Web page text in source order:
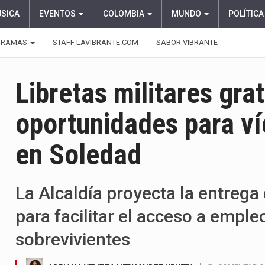
EVENTOS COLOMBIA MUNDO POLÍTICA
STAFF LAVIBRANTE.COM SABOR VIBRANTE
Libretas militares
oportunidades para
en Soledad
La Alcaldía proyecta la
para facilitar el acceso a
sobrevivientes